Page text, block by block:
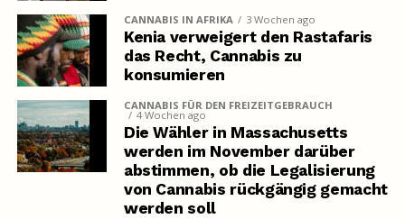
CANNABIS IN AFRIKA 3 Wochen ago
Kenia verweigert den Rastafaris
das Recht, Cannabis zu
konsumieren
CANNABIS FÜR DEN FREIZEITGEBRAUCH
4 Wochen ago
Die Wähler in Massachusetts
werden im November darüber
abstimmen, ob die Legalisierung
von Cannabis rückgängig gemacht
werden soll